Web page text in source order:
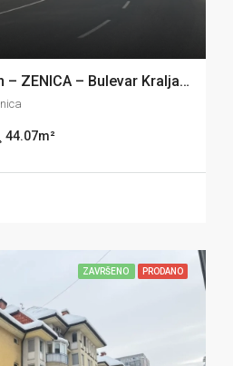
Jednoiposoban stan – ZENICA – Bulevar Kralja Tvrtka
44.07m²
ZAVRŠENO PRODANO